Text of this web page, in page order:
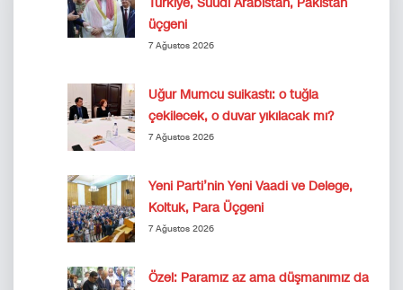
Türkiye, Suudi Arabistan, Pakistan
üçgeni
7 Ağustos 2026
Uğur Mumcu suikastı: o tuğla
çekilecek, o duvar yıkılacak mı?
7 Ağustos 2026
Yeni Parti’nin Yeni Vaadi ve Delege,
Koltuk, Para Üçgeni
7 Ağustos 2026
Özel: Paramız az ama düşmanımız da